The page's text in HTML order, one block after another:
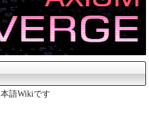
語Wikiです